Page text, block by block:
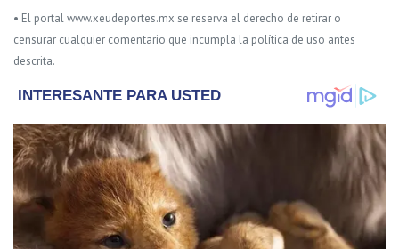
• El portal www.xeudeportes.mx se reserva el derecho de retirar o
censurar cualquier comentario que incumpla la política de uso antes
descrita.